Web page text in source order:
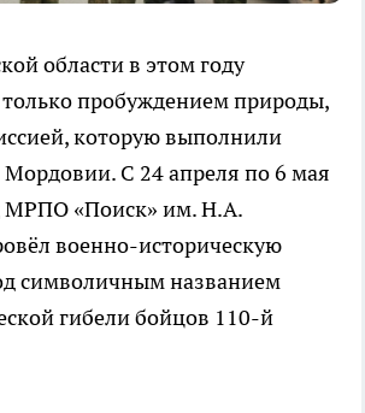
области в этом году
пробуждением природы,
которую выполнили
С 24 апреля по 6 мая
МРПО «Поиск» им. Н.А.
военно-историческую
символичным названием
гибели бойцов 110-й